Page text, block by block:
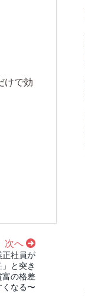
けで効
次へ
正社員が
と突き
の格差
なる〜